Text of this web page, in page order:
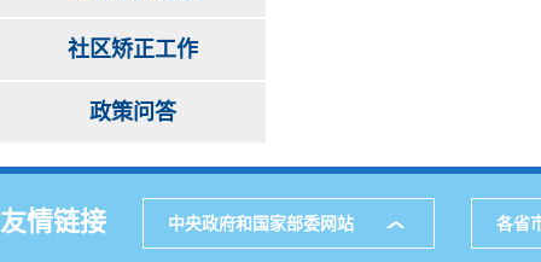
社区矫正工作
政策问答
友情链接 中央政府和国家部委网站 各省